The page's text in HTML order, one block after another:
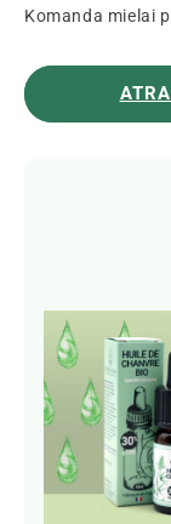
Komanda mielai